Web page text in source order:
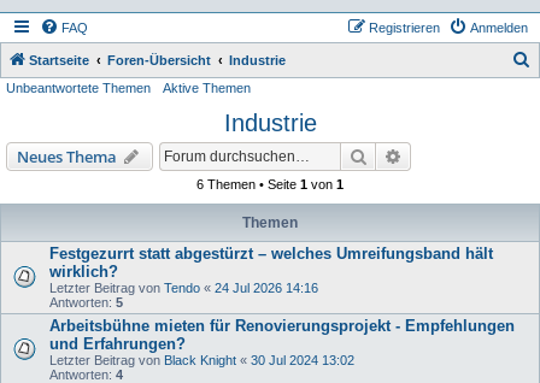
FAQ Anmelden
Registrieren
Startseite Foren-Übersicht Industrie
Unbeantwortete Themen Aktive Themen
Industrie
Neues Thema Suche
6 Themen • Seite 1 von 1
Themen
Festgezurrt statt abgestürzt – welches Umreifungsband hält
wirklich?
Letzter Beitrag von Tendo « 24 Jul 2026 14:16
Antworten: 5
Arbeitsbühne mieten für Renovierungsprojekt - Empfehlungen
und Erfahrungen?
Letzter Beitrag von Black Knight « 30 Jul 2024 13:02
Antworten: 4